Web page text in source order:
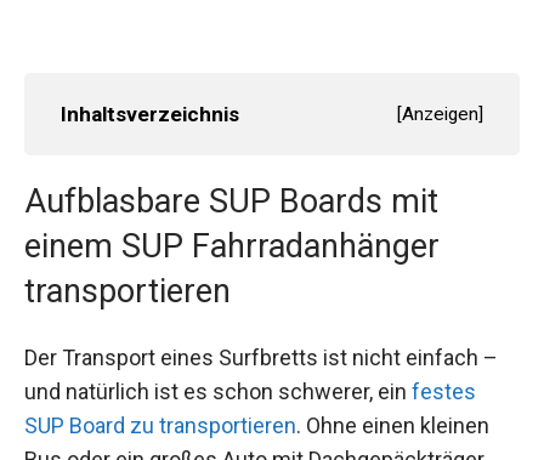
Inhaltsverzeichnis [Anzeigen]
Aufblasbare SUP Boards mit
einem SUP Fahrradanhänger
transportieren
Der Transport eines Surfbretts ist nicht einfach –
und natürlich ist es schon schwerer, ein festes
SUP Board zu transportieren. Ohne einen kleinen